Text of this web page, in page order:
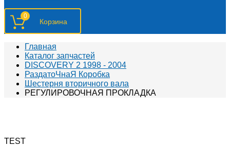
0
Главная
Каталог запчастей
DISCOVERY 2 1998 - 2004
РаздатоЧнаЯ Коробка
Шестерня вторичного вала
РЕГУЛИРОВОЧНАЯ ПРОКЛАДКА
TEST